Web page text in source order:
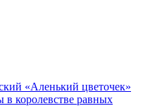
«Аленький цветочек»
королевстве равных